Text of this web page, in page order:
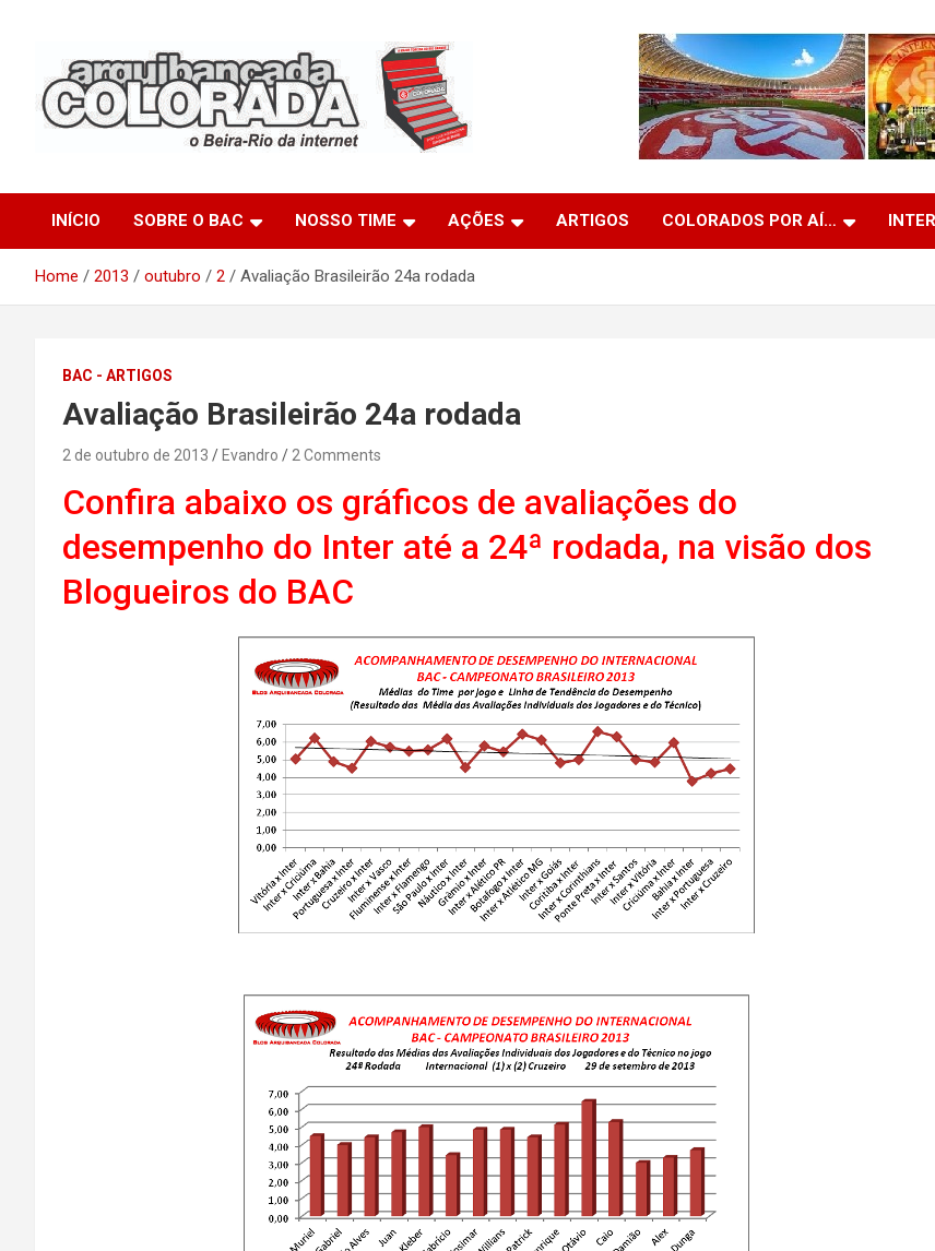
Arquibancada Colorada
INÍCIO SOBRE O BAC NOSSO TIME AÇÕES ARTIGOS COLORADOS POR AÍ…
Home 2013 outubro 2 Avaliação Brasileirão 24a rodada
BAC - ARTIGOS
Avaliação Brasileirão 24a rodada
2 de outubro de 2013 Evandro 2 Comments
Confira abaixo os gráficos de avaliações do
desempenho do Inter até a 24ª rodada, na visão dos
Blogueiros do BAC